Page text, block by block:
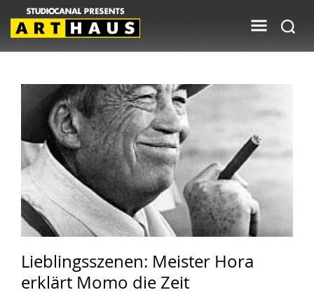
Lieblingsszenen: Meister Hora
erklärt Momo die Zeit